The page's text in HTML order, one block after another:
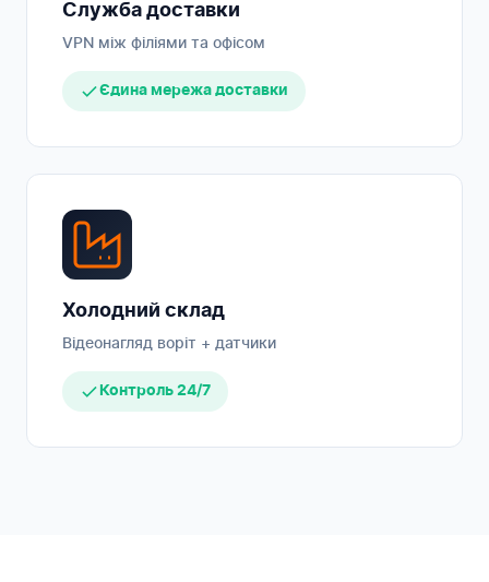
Служба доставки
VPN між філіями та офісом
Єдина мережа доставки
Холодний склад
Відеонагляд воріт + датчики
Контроль 24/7